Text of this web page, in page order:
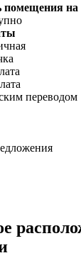
помещения
переводом